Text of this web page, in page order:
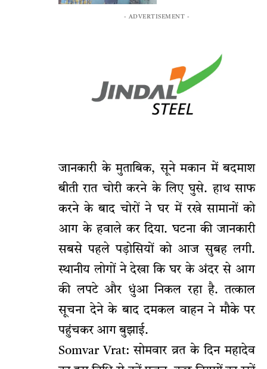
- ADVERTISEMENT -
जानकारी के मुताबिक, सूने मकान में बदमाश
बीती रात चोरी करने के लिए घुसे. हाथ साफ
करने के बाद चोरों ने घर में रखे सामानों को
आग के हवाले कर दिया. घटना की जानकारी
सबसे पहले पड़ोसियों को आज सुबह लगी.
स्थानीय लोगों ने देखा कि घर के अंदर से आग
की लपटे और धुंआ निकल रहा है. तत्काल
सूचना देने के बाद दमकल वाहन ने मौके पर
पहुंचकर आग बुझाई.
Somvar Vrat: सोमवार व्रत के दिन महादेव